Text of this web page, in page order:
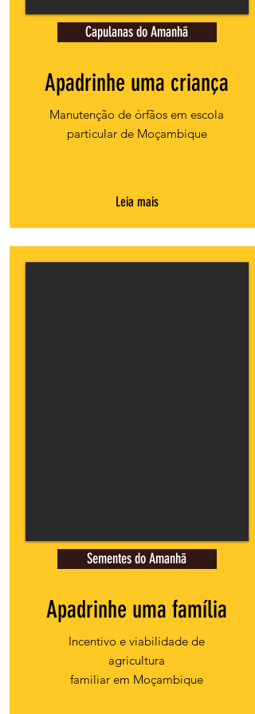
Capulanas do Amanhã
Apadrinhe uma criança
Manutenção de órfãos em escola
particular de Moçambique
Leia mais
Sementes do Amanhã
Apadrinhe uma família
Incentivo e viabilidade de
agricultura
familiar em Moçambique